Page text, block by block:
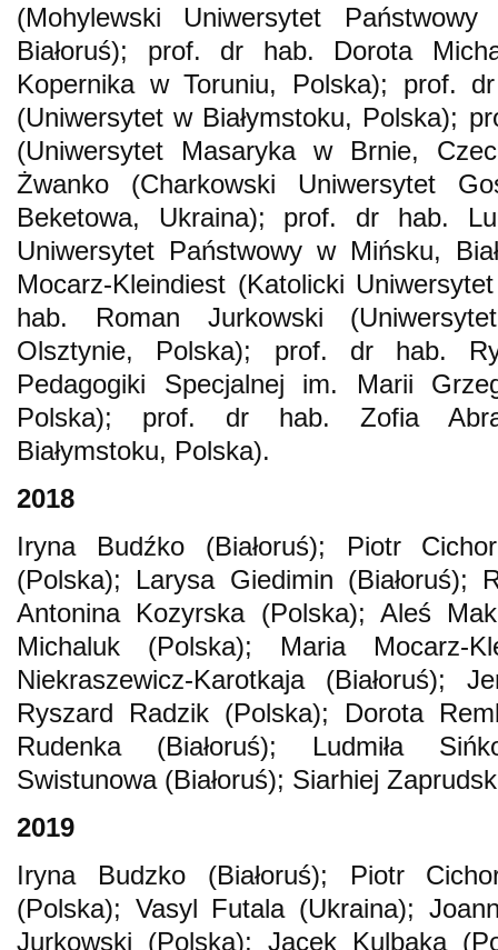
(Mohylewski Uniwersytet
Białoruś); prof. dr hab. Dorota
Kopernika w Toruniu, Polska); prof.
(Uniwersytet w Białymstoku, Polska);
(Uniwersytet Masaryka w Brnie,
Żwanko (Charkowski Uniwersytet
Beketowa, Ukraina); prof. dr hab.
Uniwersytet Państwowy w Mińsku,
Mocarz-Kleindiest (Katolicki
hab. Roman Jurkowski
Olsztynie, Polska); prof. dr hab.
Pedagogiki Specjalnej im. Marii
Polska); prof. dr hab. Zofia
Białymstoku, Polska).
2018
Iryna Budźko (Białoruś); Piotr
(Polska); Larysa Giedimin (Białoruś);
Antonina Kozyrska (Polska); Aleś
Michaluk (Polska); Maria Mocarz-
Niekraszewicz-Karotkaja (Białoruś);
Ryszard Radzik (Polska); Dorota
Rudenka (Białoruś); Ludmiła
Swistunowa (Białoruś); Siarhiej
2019
Iryna Budzko (Białoruś); Piotr
(Polska); Vasyl Futala (Ukraina);
Jurkowski (Polska); Jacek Kulbaka